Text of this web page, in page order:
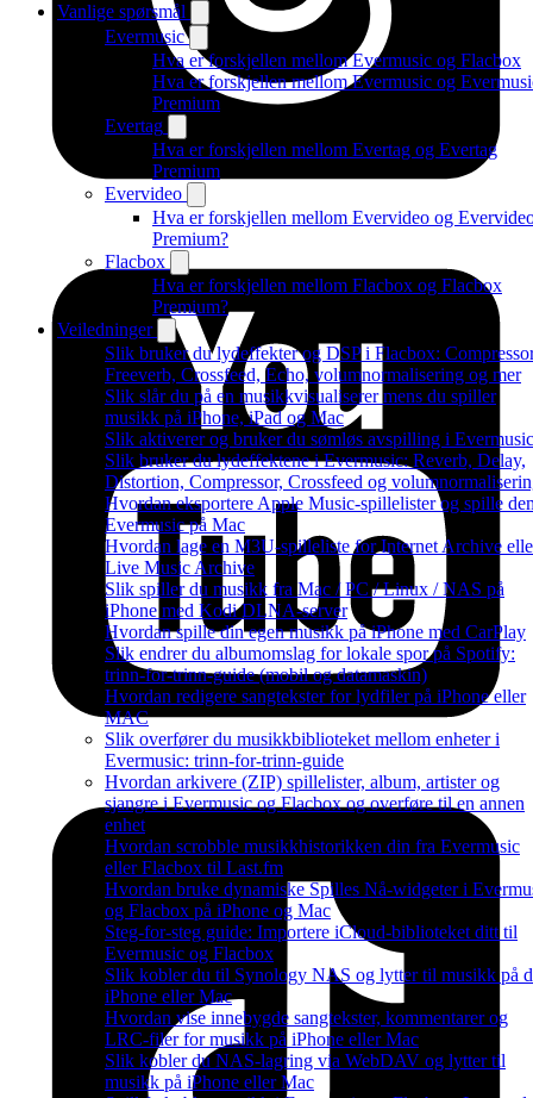
Vanlige spørsmål
Evermusic
Hva er forskjellen mellom Evermusic og Flacbox
Hva er forskjellen mellom Evermusic og
Premium
Evertag
Hva er forskjellen mellom Evertag og Evertag
Premium
Evervideo
Hva er forskjellen mellom Evervideo og
Premium?
Flacbox
Hva er forskjellen mellom Flacbox og Flacbox
Premium?
Veiledninger
Slik bruker du lydeffekter og DSP i Flacbox:
Freeverb, Crossfeed, Echo, volumnormalisering og mer
Slik slår du på en musikkvisualiserer mens du spiller
musikk på iPhone, iPad og Mac
Slik aktiverer og bruker du sømløs avspilling i Evermusic
Slik bruker du lydeffektene i Evermusic: Reverb, Delay,
Distortion, Compressor, Crossfeed og
Hvordan eksportere Apple Music-spillelister og spille
Evermusic på Mac
Hvordan lage en M3U-spilleliste for Internet Archive
Live Music Archive
Slik spiller du musikk fra Mac / PC / Linux / NAS på
iPhone med Kodi DLNA-server
Hvordan spille din egen musikk på iPhone med CarPlay
Slik endrer du albumomslag for lokale spor på Spotify:
trinn-for-trinn-guide (mobil og datamaskin)
Hvordan redigere sangtekster for lydfiler på iPhone eller
MAC
Slik overfører du musikkbiblioteket mellom enheter i
Evermusic: trinn-for-trinn-guide
Hvordan arkivere (ZIP) spillelister, album, artister og
sjangre i Evermusic og Flacbox og overføre til en annen
enhet
Hvordan scrobble musikkhistorikken din fra Evermusic
eller Flacbox til Last.fm
Hvordan bruke dynamiske Spilles Nå-widgeter i
og Flacbox på iPhone og Mac
Steg-for-steg guide: Importere iCloud-biblioteket ditt til
Evermusic og Flacbox
Slik kobler du til Synology NAS og lytter til musikk på
iPhone eller Mac
Hvordan vise innebygde sangtekster, kommentarer og
LRC-filer for musikk på iPhone eller Mac
Slik kobler du NAS-lagring via WebDAV og lytter til
musikk på iPhone eller Mac